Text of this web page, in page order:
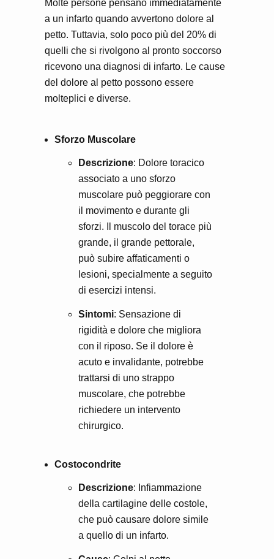
Molte persone pensano immediatamente
a un infarto quando avvertono dolore al
petto. Tuttavia, solo poco più del 20% di
quelli che si rivolgono al pronto soccorso
ricevono una diagnosi di infarto. Le cause
del dolore al petto possono essere
molteplici e diverse.
Sforzo Muscolare
Descrizione: Dolore toracico
associato a uno sforzo
muscolare può peggiorare con
il movimento e durante gli
sforzi. Il muscolo del torace più
grande, il grande pettorale,
può subire affaticamenti o
lesioni, specialmente a seguito
di esercizi intensi.
Sintomi: Sensazione di
rigidità e dolore che migliora
con il riposo. Se il dolore è
acuto e invalidante, potrebbe
trattarsi di uno strappo
muscolare, che potrebbe
richiedere un intervento
chirurgico.
Costocondrite
Descrizione: Infiammazione
della cartilagine delle costole,
che può causare dolore simile
a quello di un infarto.